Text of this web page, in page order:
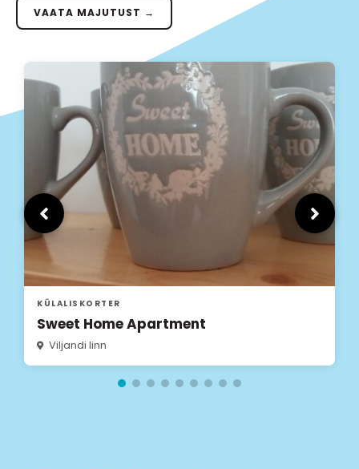
VAATA MAJUTUST →
KÜLALISKORTER
Sweet Home Apartment
Viljandi linn